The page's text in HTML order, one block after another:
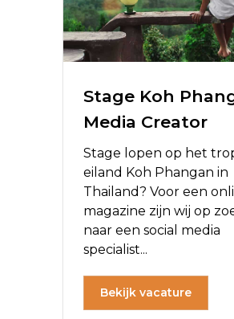
Stage Koh
Media Creator
Stage lopen op het
eiland Koh Phangan in
Thailand? Voor een
magazine zijn wij op
naar een social media
specialist...
Bekijk vacature